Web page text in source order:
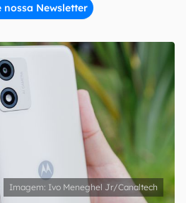
nossa Newsletter
do Canaltech.
Ivo Meneghel Jr/Canaltech